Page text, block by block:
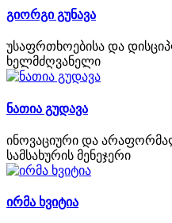
გიორგი გუნავა
უსაფრთხოებისა და
ხელმძღვანელი
ნათია გუდავა
ინოვაციური და
სამსახურის მენეჯერი
ირმა ხვიტია